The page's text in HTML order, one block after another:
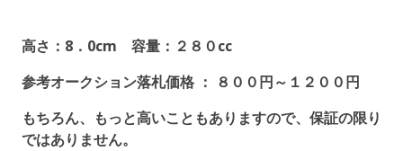
高さ：8．0cm 容量：２８０cc
参考オークション落札価格 ： ８００円～１２００円
もちろん、もっと高いこともありますので、保証の限り
ではありません。